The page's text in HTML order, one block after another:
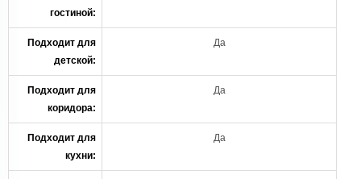
гостиной:
Подходит для
детской:
Да
Подходит для
коридора:
Да
Подходит для
кухни:
Да